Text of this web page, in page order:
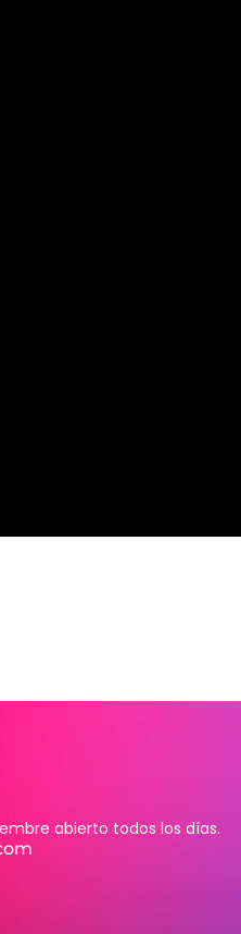
abierto todos los días.